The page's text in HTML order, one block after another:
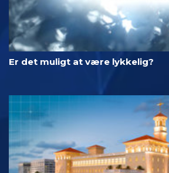
Er det muligt at være lykkelig?